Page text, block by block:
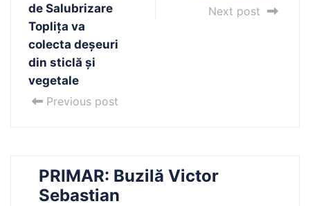
de Salubrizare
Toplița va
colecta deșeuri
din sticlă și
vegetale
Previous post
Next post
PRIMAR: Buzilă Victor
Sebastian